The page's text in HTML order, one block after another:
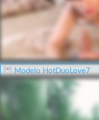
Modelo HotDuoLove7